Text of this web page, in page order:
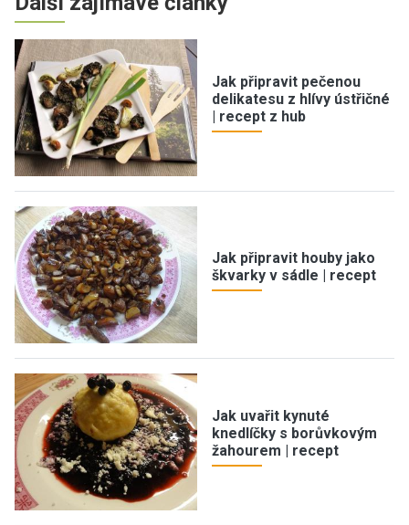
Jak připravit pečenou
delikatesu z hlívy ústřičné
| recept z hub
Jak připravit houby jako
škvarky v sádle | recept
Jak uvařit kynuté
knedlíčky s borůvkovým
žahourem | recept